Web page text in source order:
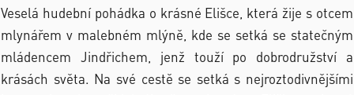
Veselá hudební pohádka o krásné Elišce, která žije s otcem
mlynářem v malebném mlýně, kde se setká se statečným
mládencem Jindřichem, jenž touží po dobrodružství a
krásách světa. Na své cestě se setká s nejroztodivnějšími